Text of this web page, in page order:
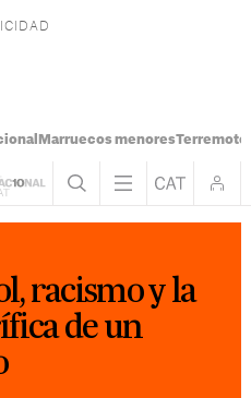
Marruecos menoresTerremoto
racismo y la
de un